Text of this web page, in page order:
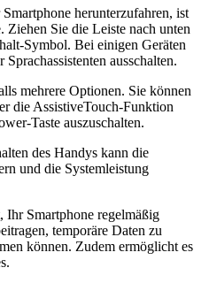
herunterzufahren, ist
Ziehen Sie die Leiste nach unten
Symbol. Bei einigen Geräten
ausschalten.
mehrere Optionen. Sie können
die AssistiveTouch-Funktion
Taste auszuschalten.
des Handys kann die
und die Systemleistung
Ihr Smartphone regelmäßig
temporäre Daten zu
können. Zudem ermöglicht es